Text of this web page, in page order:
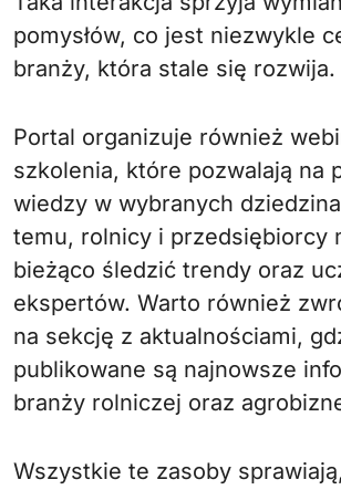
pomysłów, co jest niezwykle
branży, która stale się rozwija.
Portal organizuje również
szkolenia, które pozwalają na
wiedzy w wybranych
temu, rolnicy i przedsiębiorcy
bieżąco śledzić trendy oraz
ekspertów. Warto również
na sekcję z aktualnościami,
publikowane są najnowsze
branży rolniczej oraz
Wszystkie te zasoby